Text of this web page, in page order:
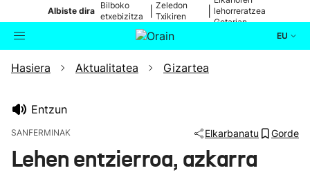
Albiste dira
Bilboko
etxebizitza
Zeledon
Txikiren
lehorreratzea
Getarian
EU
Bilatzailea Aktualitatea
Hasiera Aktualitatea Gizartea
Entzun
SANFERMINAK Elkarbanatu Gorde
Lehen entzierroa, azkarra